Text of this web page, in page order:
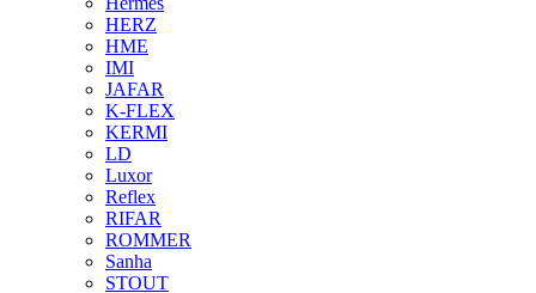
HERZ
HME
IMI
JAFAR
K-FLEX
KERMI
LD
Luxor
Reflex
RIFAR
ROMMER
Sanha
STOUT